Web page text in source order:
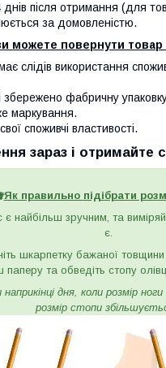
після отримання (для
за домовленістю.
можете повернути товар
слідів використання
збережено фабричну
маркування.
споживчі властивості.
зараз і отримайте
Як правильно підібрати
є найбільш зручним, та
є.
шкарпетку бажаної
паперу та обведіть стопу
дня, коли розмір ноги
розмір стопи